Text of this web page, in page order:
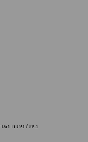
בית/ ניתוח